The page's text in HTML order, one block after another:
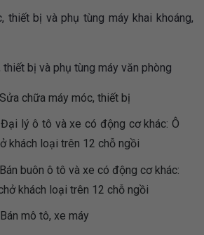
thiết bị và phụ tùng máy khai khoáng,
thiết bị và phụ tùng máy văn phòng
chữa máy móc, thiết bị
lý ô tô và xe có động cơ khác: Ô
khách loại trên 12 chỗ ngồi
buôn ô tô và xe có động cơ khác:
khách loại trên 12 chỗ ngồi
Bán mô tô, xe máy